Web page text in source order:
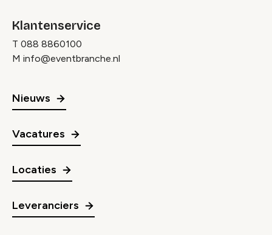
Klantenservice
T 088 8860100
M info@eventbranche.nl
Nieuws
Vacatures
Locaties
Leveranciers